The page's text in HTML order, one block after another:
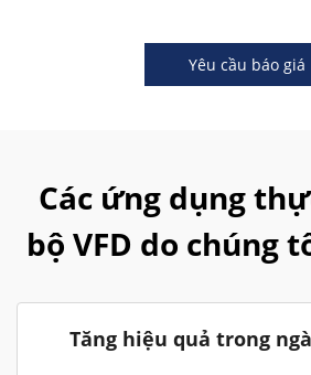
Yêu cầu báo giá
Các ứng dụng
bộ VFD do chúng
Tăng hiệu quả trong